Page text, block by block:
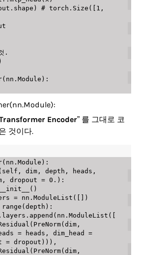
# torch.Size([1,
.
Encoder” 를 그대로 코
것이다.
( nn . Module ) :
self , dim , depth , heads ,
, dropout = 0 . ) :
__init__ ( )
= nn . ModuleList (
)
range ( depth ) :
. layers . append ( nn . ModuleList (
Residual
( PreNorm( dim ,
= heads , dim_head =
= dropout ) ) ) ,
Residual
( PreNorm( dim ,